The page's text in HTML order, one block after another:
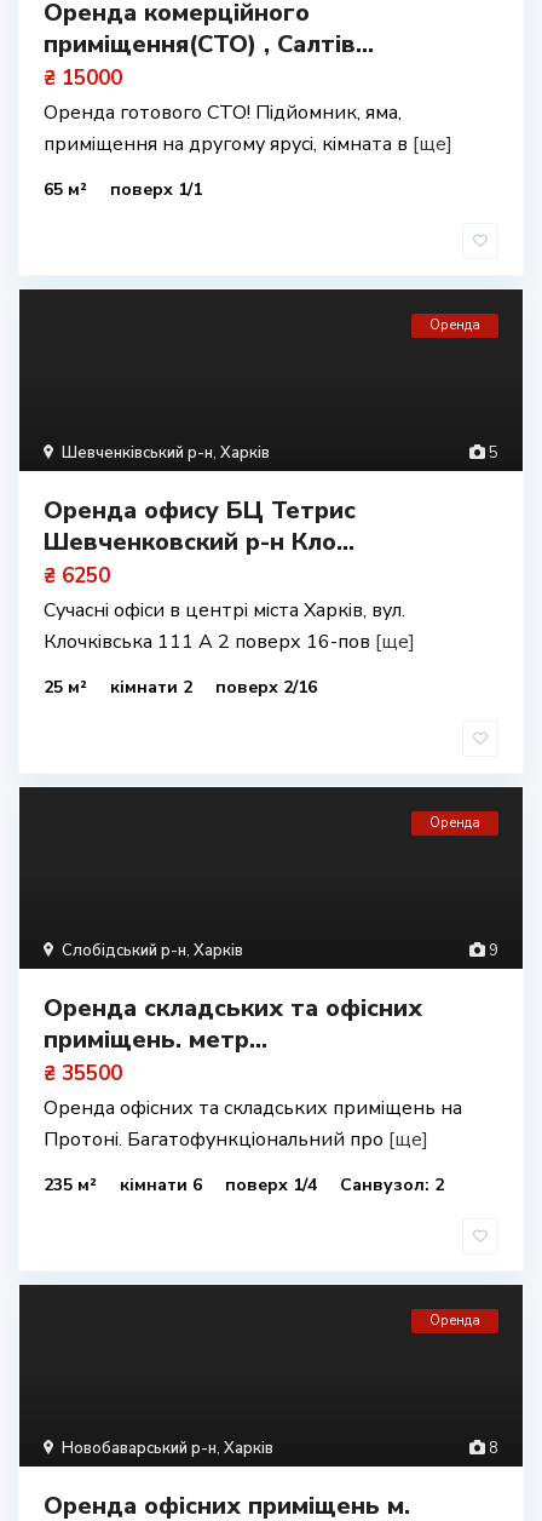
Оренда комерційного
приміщення(СТО) , Салтів...
₴ 15000
Оренда готового СТО! Підйомник, яма,
приміщення на другому ярусі, кімната в [ще]
65 м² поверх 1/1
5
Шевченківський р-н, Харків
Оренда
Оренда офису БЦ Тетрис
Шевченковский р-н Кло...
₴ 6250
Сучасні офіси в центрі міста Харків, вул.
Клочківська 111 А 2 поверх 16-пов [ще]
25 м² кімнати 2 поверх 2/16
9
Слобідський р-н, Харків
Оренда
Оренда складських та офісних
приміщень. метр...
₴ 35500
Оренда офісних та складських приміщень на
Протоні. Багатофункціональний про [ще]
235 м² кімнати 6 поверх 1/4 Санвузол: 2
8
Новобаварський р-н, Харків
Оренда
Оренда офісних приміщень м.